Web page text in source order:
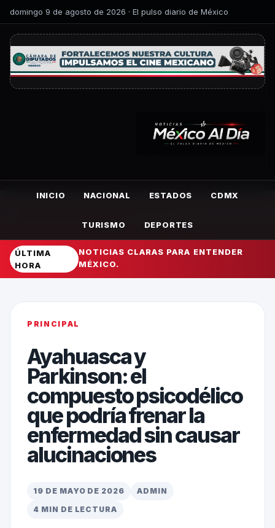
domingo 9 de agosto de 2026 · El pulso diario de México
INICIO NACIONAL ESTADOS CDMX
TURISMO DEPORTES
ÚLTIMA
HORA
NOTICIAS CLARAS PARA ENTENDER
MÉXICO.
PRINCIPAL
Ayahuasca y
Parkinson: el
compuesto psicodélico
que podría frenar la
enfermedad sin causar
alucinaciones
19 DE MAYO DE 2026
ADMIN
4 MIN DE LECTURA